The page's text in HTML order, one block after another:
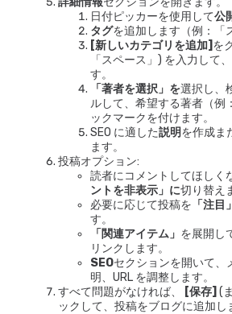
日付ピッカーを使用して公
タグを追加します（例：「
[新しいカテゴリを追加] を
「スペース」) を入力して、
す。
「著者を選択」を選択し、
ルして、希望する著者（例
ックマークを付けます。
SEO に適した説明を作成ま
ます。
投稿オプション:
読者にコメントしてほしく
ントを非表示」に切り替え
必要に応じて投稿を 「注目」
す。
「関連アイテム」 を展開し
リンクします。
SEOセクションを開いて、
明、URL を調整します。
すべて問題がなければ、
[保存] (
ックして、投稿をブログに追加し